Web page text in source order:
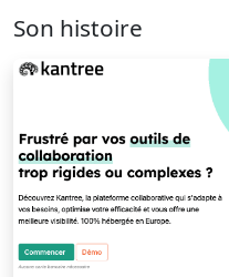
Son histoire